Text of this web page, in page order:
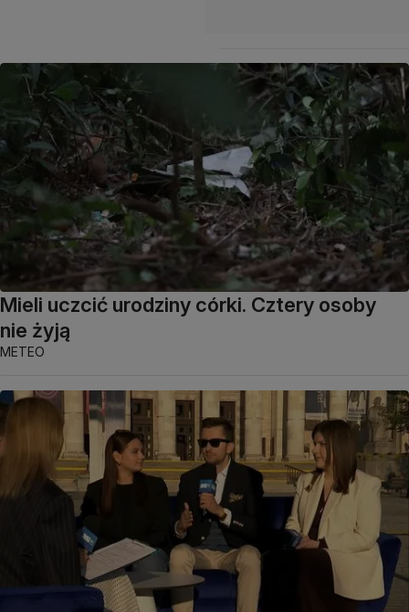
Mieli uczcić urodziny córki. Cztery osoby
nie żyją
METEO